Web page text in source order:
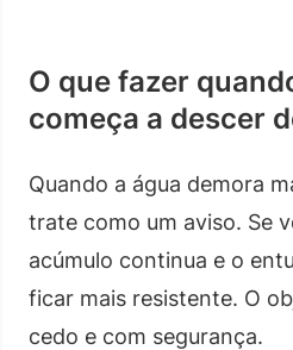
O que fazer
começa a descer
Quando a água demora
trate como um aviso. Se
acúmulo continua e o
ficar mais resistente. O
cedo e com segurança.